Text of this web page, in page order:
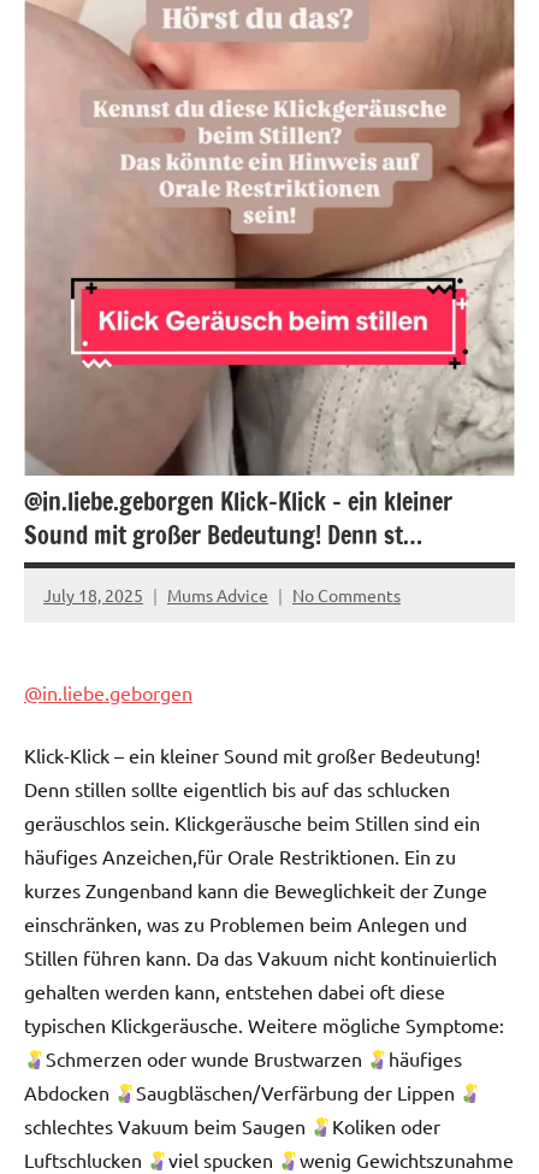
@in.liebe.geborgen Klick-Klick – ein kleiner
Sound mit großer Bedeutung! Denn st…
July 18, 2025 Mums Advice No Comments
@in.liebe.geborgen
Klick-Klick – ein kleiner Sound mit großer Bedeutung!
Denn stillen sollte eigentlich bis auf das schlucken
geräuschlos sein. Klickgeräusche beim Stillen sind ein
häufiges Anzeichen,für Orale Restriktionen. Ein zu
kurzes Zungenband kann die Beweglichkeit der Zunge
einschränken, was zu Problemen beim Anlegen und
Stillen führen kann. Da das Vakuum nicht kontinuierlich
gehalten werden kann, entstehen dabei oft diese
typischen Klickgeräusche. Weitere mögliche Symptome:
Schmerzen oder wunde Brustwarzen
häufiges
Abdocken
Saugbläschen/Verfärbung der Lippen
schlechtes Vakuum beim Saugen
Koliken oder
Luftschlucken
viel spucken
wenig Gewichtszunahme